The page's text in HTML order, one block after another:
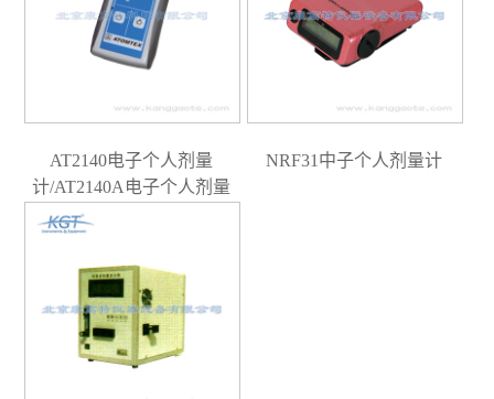
AT2140电子个人剂量
计/AT2140A电子个人剂量
NRF31中子个人剂量计